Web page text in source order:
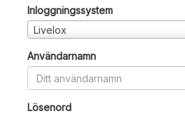
Inloggningssystem
Livelox
Användarnamn
Lösenord